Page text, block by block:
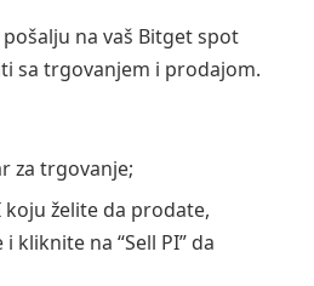
na vaš Bitget spot
sa trgovanjem i prodajom.
za trgovanje;
želite da prodate,
kliknite na “Sell PI” da